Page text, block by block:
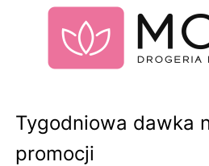
Tygodniowa dawka
promocji